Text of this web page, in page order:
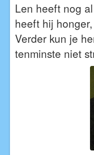
Len heeft nog
heeft hij
Verder kun je
tenminste niet